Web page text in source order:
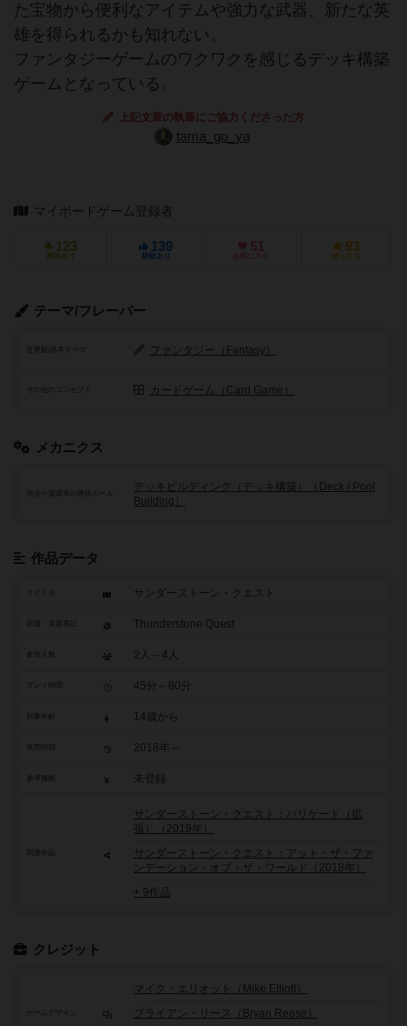
た宝物から便利なアイテムや強力な武器、新たな英
雄を得られるかも知れない。
ファンタジーゲームのワクワクを感じるデッキ構築
ゲームとなっている。
上記文章の執筆にご協力くださった方
tama_go_ya
マイボードゲーム登録者
123
興味あり
139
経験あり
51
お気に入り
93
持ってる
テーマ/フレーバー
世界観/基本テーマ ファンタジー（Fantasy）
その他のコンセプト カードゲーム（Card Game）
メカニクス
デッキビルディング（デッキ構築）（Deck / Pool
Building）
作品データ
タイトル サンダーストーン・クエスト
Thunderstone Quest
参加人数 2人～4人
45分～80分
14歳から
2018年～
参考価格 未登録
関連作品
サンダーストーン・クエスト：バリケード（拡
張）（2019年）
サンダーストーン・クエスト：アット・ザ・ファ
ンデーション・オブ・ザ・ワールド（2018年）
+ 9作品
クレジット
ゲームデザイン
マイク・エリオット（Mike Elliott）
ブライアン・リース（Bryan Reese）